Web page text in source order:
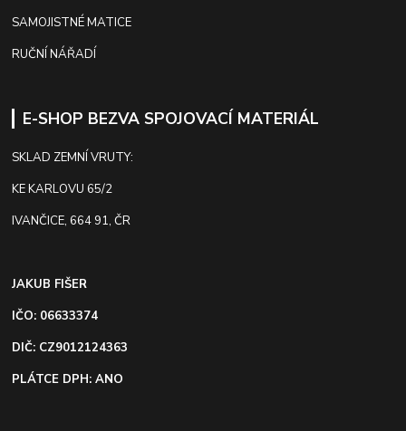
SAMOJISTNÉ MATICE
RUČNÍ NÁŘADÍ
E-SHOP BEZVA SPOJOVACÍ MATERIÁL
SKLAD ZEMNÍ VRUTY:
KE KARLOVU 65/2
IVANČICE, 664 91, ČR
JAKUB FIŠER
IČO: 06633374
DIČ: CZ9012124363
PLÁTCE DPH: ANO